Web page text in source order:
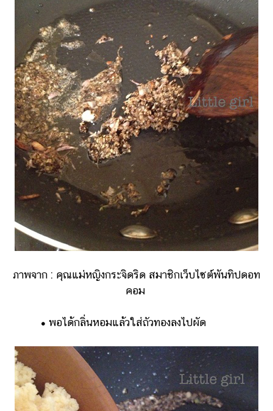
ภาพจาก : คุณแม่หญิงกระจิดริด สมาชิกเว็บไซต์พันทิปดอท
คอม
• พอได้กลิ่นหอมแล้วใส่ถัวทองลงไปผัด